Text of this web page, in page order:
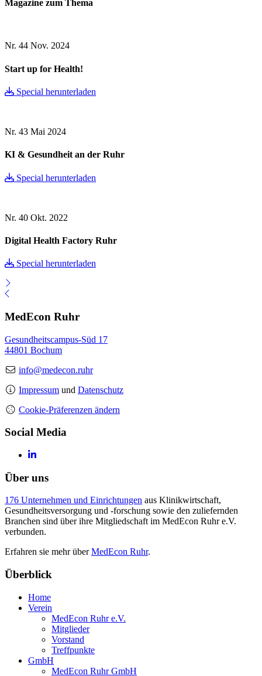
Magazine zum Thema
Nr. 44 Nov. 2024
Start up for Health!
Special herunterladen
Nr. 43 Mai 2024
KI & Gesundheit an der Ruhr
Special herunterladen
Nr. 40 Okt. 2022
Digital Health Factory Ruhr
Special herunterladen
MedEcon Ruhr
Gesundheitscampus-Süd 17
44801 Bochum
info@medecon.ruhr
Impressum und Datenschutz
Cookie-Präferenzen ändern
Social Media
Über uns
176 Unternehmen und Einrichtungen aus Klinikwirtschaft,
Gesundheitsversorgung und -forschung sowie den zuliefernden
Branchen sind über ihre Mitgliedschaft im MedEcon Ruhr e.V.
verbunden.
Erfahren sie mehr überMedEcon Ruhr.
Überblick
Home
Verein
MedEcon Ruhr e.V.
Mitglieder
Vorstand
Treffpunkte
GmbH
MedEcon Ruhr GmbH